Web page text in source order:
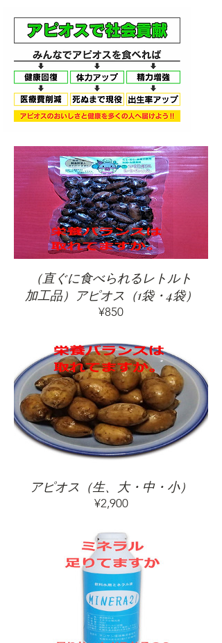
（直ぐに食べられるレトルト
加工品）アピオス（1袋・4袋）
¥850価
アピオス（生、大・中・小）
¥2,900価